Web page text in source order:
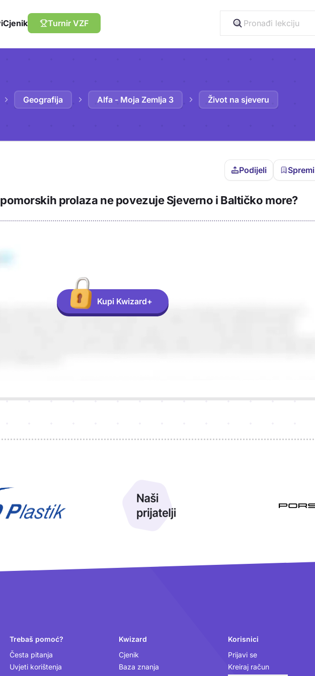
Cjenik Turnir VZF
Geografija Alfa - Moja Zemlja 3 Život na sjeveru
Podijeli Spremi
Trebaš biti prijavljen da bi pohranio
sadržaj u bilježnicu!
prolaza ne povezuje Sjeverno i Baltičko more?
Kupi Kwizard+
Trebaš pomoć?
Česta pitanja
Uvjeti korištenja
Kwizard
Cjenik
Baza znanja
Korisnici
Prijavi se
Kreiraj račun